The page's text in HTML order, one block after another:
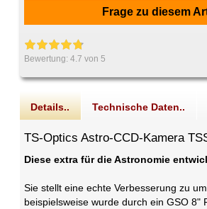
Frage zu diesem
Bewertung:4.7 von 5
Details.. Technische Daten..
TS-Optics Astro-CCD-Kamera
Diese extra für die Astronomie
Sie stellt eine echte Verbesserung zu
beispielsweise wurde durch ein GSO 8"